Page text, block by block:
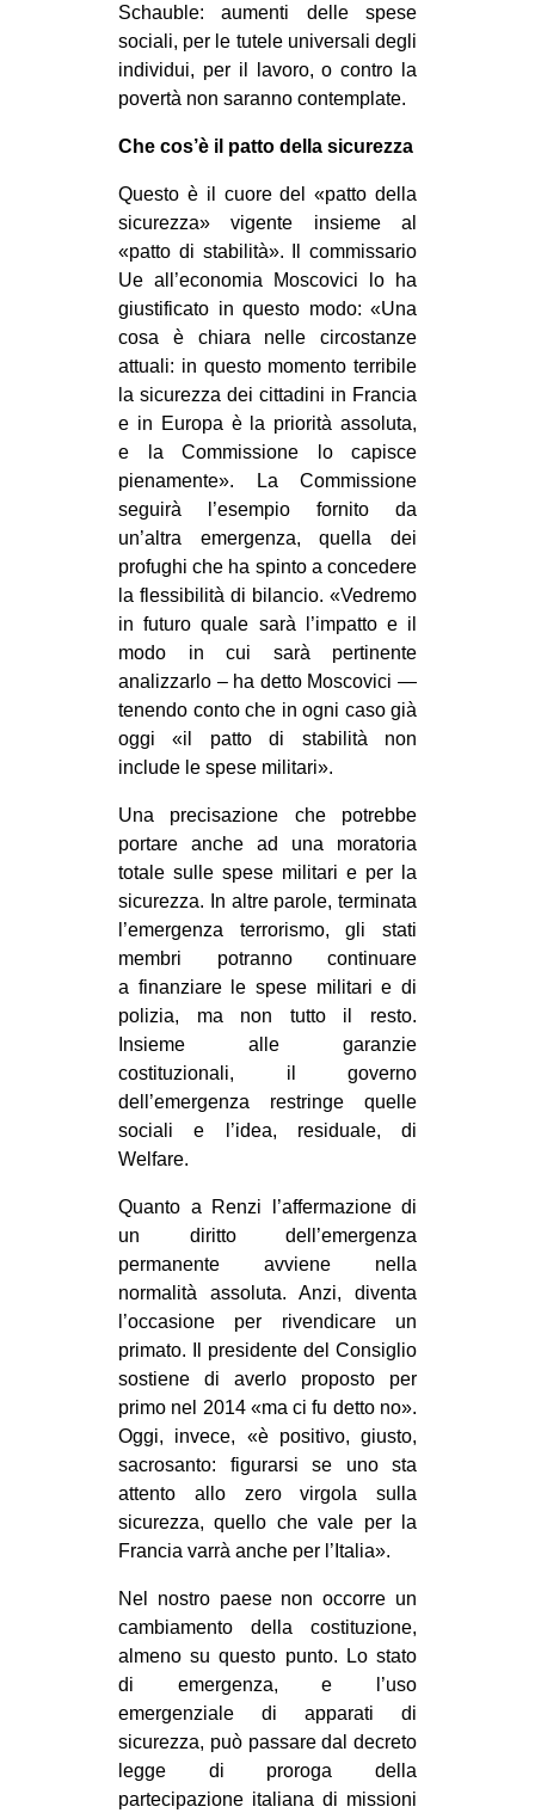
Schauble: aumenti delle spese
sociali, per le tutele universali degli
individui, per il lavoro, o contro la
povertà non saranno contemplate.
Che cos’è il patto della sicurezza
Questo è il cuore del «patto della
sicurezza» vigente insieme al
«patto di stabilità». Il commissario
Ue all’economia Moscovici lo ha
giustificato in questo modo: «Una
cosa è chiara nelle circostanze
attuali: in questo momento terribile
la sicurezza dei cittadini in Francia
e in Europa è la priorità assoluta,
e la Commissione lo capisce
pienamente». La Commissione
seguirà l’esempio fornito da
un’altra emergenza, quella dei
profughi che ha spinto a concedere
la flessibilità di bilancio. «Vedremo
in futuro quale sarà l’impatto e il
modo in cui sarà pertinente
analizzarlo – ha detto Moscovici —
tenendo conto che in ogni caso già
oggi «il patto di stabilità non
include le spese militari».
Una precisazione che potrebbe
portare anche ad una moratoria
totale sulle spese militari e per la
sicurezza. In altre parole, terminata
l’emergenza terrorismo, gli stati
membri potranno continuare
a finanziare le spese militari e di
polizia, ma non tutto il resto.
Insieme alle garanzie
costituzionali, il governo
dell’emergenza restringe quelle
sociali e l’idea, residuale, di
Welfare.
Quanto a Renzi l’affermazione di
un diritto dell’emergenza
permanente avviene nella
normalità assoluta. Anzi, diventa
l’occasione per rivendicare un
primato. Il presidente del Consiglio
sostiene di averlo proposto per
primo nel 2014 «ma ci fu detto no».
Oggi, invece, «è positivo, giusto,
sacrosanto: figurarsi se uno sta
attento allo zero virgola sulla
sicurezza, quello che vale per la
Francia varrà anche per l’Italia».
Nel nostro paese non occorre un
cambiamento della costituzione,
almeno su questo punto. Lo stato
di emergenza, e l’uso
emergenziale di apparati di
sicurezza, può passare dal decreto
legge di proroga della
partecipazione italiana di missioni